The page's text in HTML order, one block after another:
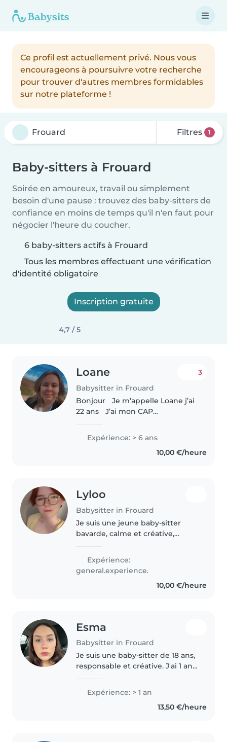
Ce profil est actuellement privé. Nous vous
encourageons à poursuivre votre recherche
pour trouver d'autres membres formidables
sur notre plateforme !
Filtres 1
Baby-sitters à Frouard
Soirée en amoureux, travail ou simplement
besoin d'une pause : trouvez des baby-sitters de
confiance en moins de temps qu'il n'en faut pour
négocier l'heure du coucher.
6 baby-sitters actifs à Frouard
Tous les membres effectuent une vérification
d'identité obligatoire
Inscription gratuite
4,7 / 5
Loane
Babysitter in Frouard
3
Bonjour Je m’appelle Loane j’ai
22 ans J’ai mon CAP
petite enfance. J’ai mon bac
accompagnement soins et
service à la personne. J’ai
Expérience: > 6 ans
10,00 €/heure
Lyloo
Babysitter in Frouard
Je suis une jeune baby-sitter
bavarde, calme et créative,
faire un Bac pro commerce et
j'adore m'occuper des enfants..
Expérience:
general.experience.
10,00 €/heure
Esma
Babysitter in Frouard
Je suis une baby-sitter de 18 ans,
responsable et créative. J'ai 1 an
des tout-petits, des adolescents,
des enfants d'âge préscolaire et
Expérience: > 1 an
13,50 €/heure